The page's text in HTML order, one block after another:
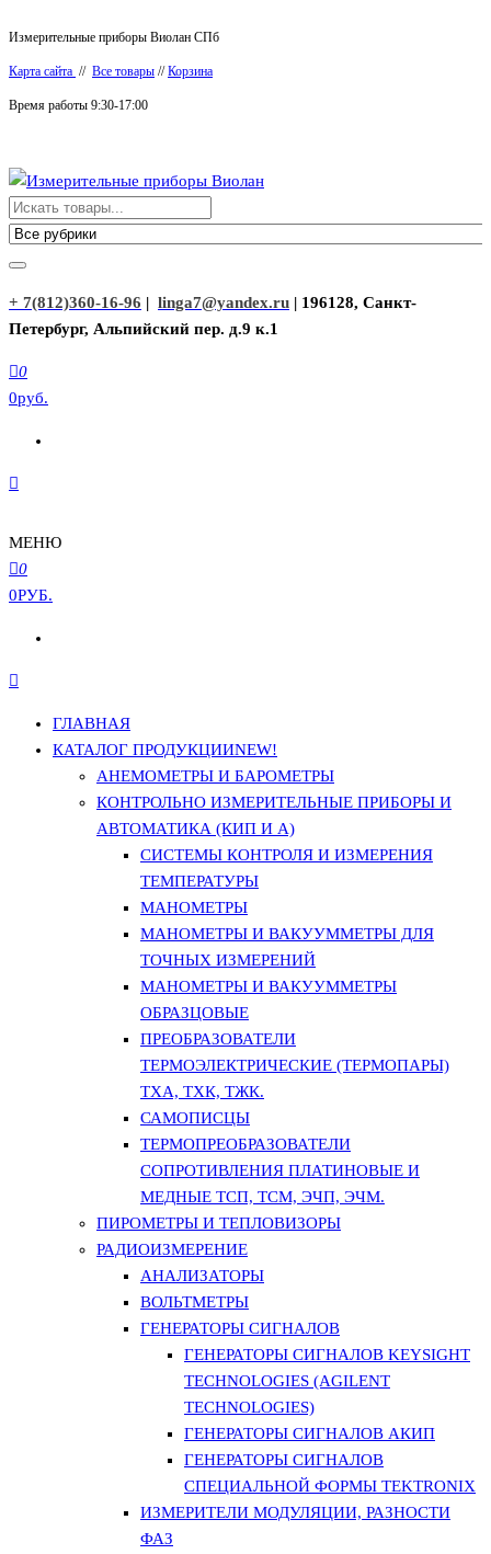
к
содержимому
Измерительные приборы Виолан СПб
Карта сайта // Все товары //Корзина
Время работы 9:30-17:00
Измерительные приборы Виолан
+ 7(812)360-16-96 | linga7@yandex.ru | 196128, Санкт-
Петербург, Альпийский пер. д.9 к.1
0
0руб.
МЕНЮ
0
0РУБ.
ГЛАВНАЯ
КАТАЛОГ ПРОДУКЦИИNEW!
АНЕМОМЕТРЫ И БАРОМЕТРЫ
КОНТРОЛЬНО ИЗМЕРИТЕЛЬНЫЕ ПРИБОРЫ И
АВТОМАТИКА (КИП И А)
СИСТЕМЫ КОНТРОЛЯ И ИЗМЕРЕНИЯ
ТЕМПЕРАТУРЫ
МАНОМЕТРЫ
МАНОМЕТРЫ И ВАКУУММЕТРЫ ДЛЯ
ТОЧНЫХ ИЗМЕРЕНИЙ
МАНОМЕТРЫ И ВАКУУММЕТРЫ
ОБРАЗЦОВЫЕ
ПРЕОБРАЗОВАТЕЛИ
ТЕРМОЭЛЕКТРИЧЕСКИЕ (ТЕРМОПАРЫ)
ТХА, ТХК, ТЖК.
САМОПИСЦЫ
ТЕРМОПРЕОБРАЗОВАТЕЛИ
СОПРОТИВЛЕНИЯ ПЛАТИНОВЫЕ И
МЕДНЫЕ ТСП, ТСМ, ЭЧП, ЭЧМ.
ПИРОМЕТРЫ И ТЕПЛОВИЗОРЫ
РАДИОИЗМЕРЕНИЕ
АНАЛИЗАТОРЫ
ВОЛЬТМЕТРЫ
ГЕНЕРАТОРЫ СИГНАЛОВ
ГЕНЕРАТОРЫ СИГНАЛОВ KEYSIGHT
TECHNOLOGIES (AGILENT
TECHNOLOGIES)
ГЕНЕРАТОРЫ СИГНАЛОВ АКИП
ГЕНЕРАТОРЫ СИГНАЛОВ
СПЕЦИАЛЬНОЙ ФОРМЫ TEKTRONIX
ИЗМЕРИТЕЛИ МОДУЛЯЦИИ, РАЗНОСТИ
ФАЗ